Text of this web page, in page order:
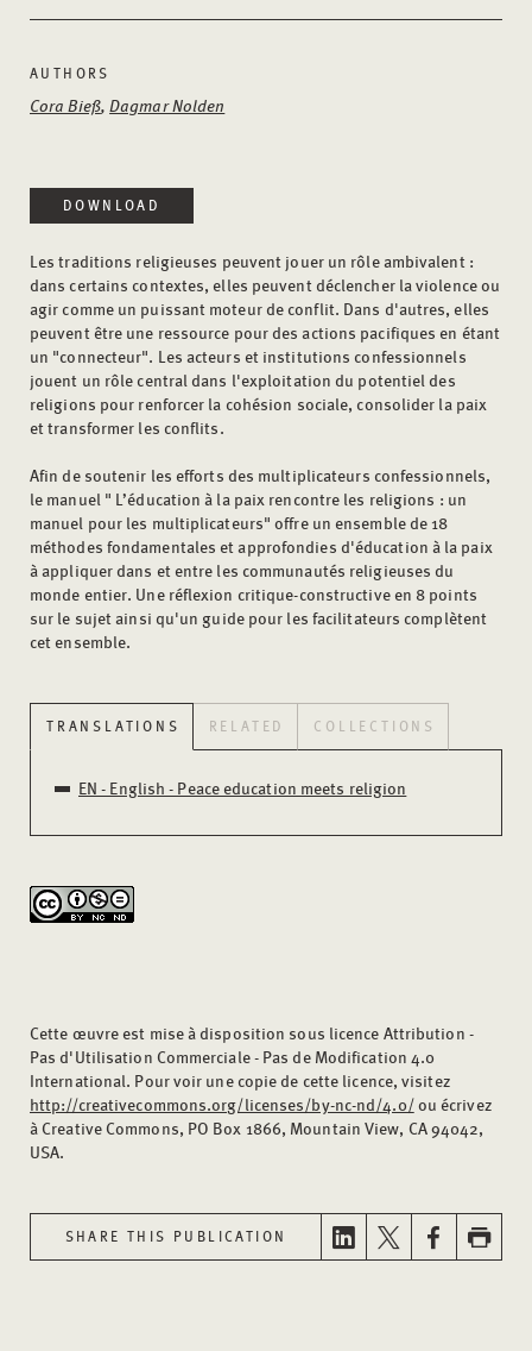
AUTHORS
Cora Bieß,Dagmar Nolden
DOWNLOAD
Les traditions religieuses peuvent jouer un rôle ambivalent :
dans certains contextes, elles peuvent déclencher la violence ou
agir comme un puissant moteur de conflit. Dans d'autres, elles
peuvent être une ressource pour des actions pacifiques en étant
un "connecteur". Les acteurs et institutions confessionnels
jouent un rôle central dans l'exploitation du potentiel des
religions pour renforcer la cohésion sociale, consolider la paix
et transformer les conflits.
Afin de soutenir les efforts des multiplicateurs confessionnels,
le manuel " L’éducation à la paix rencontre les religions : un
manuel pour les multiplicateurs" offre un ensemble de 18
méthodes fondamentales et approfondies d'éducation à la paix
à appliquer dans et entre les communautés religieuses du
monde entier. Une réflexion critique-constructive en 8 points
sur le sujet ainsi qu'un guide pour les facilitateurs complètent
cet ensemble.
TRANSLATIONS RELATED COLLECTIONS
EN - English - Peace education meets religion
Cette œuvre est mise à disposition sous licence Attribution -
Pas d'Utilisation Commerciale - Pas de Modification 4.0
International. Pour voir une copie de cette licence, visitez
http://creativecommons.org/licenses/by-nc-nd/4.0/ou écrivez
à Creative Commons, PO Box 1866, Mountain View, CA 94042,
USA.
SHARE THIS PUBLICATION